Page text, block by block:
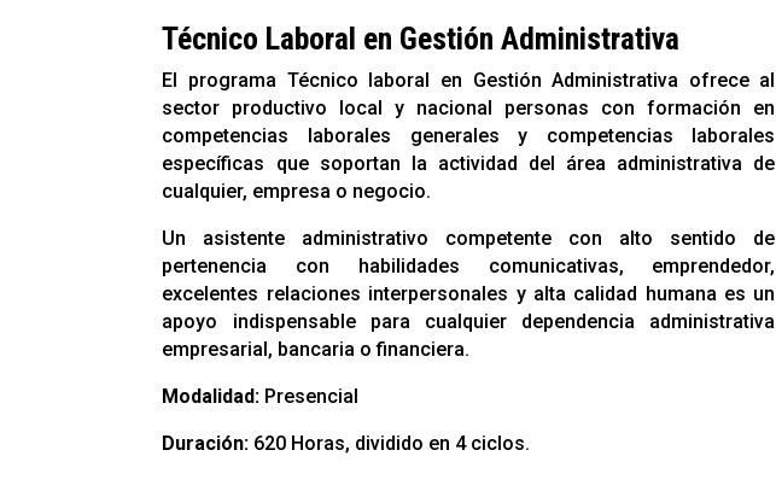
Técnico Laboral en Gestión Administrativa
El programa Técnico laboral en Gestión Administrativa ofrece al
sector productivo local y nacional personas con formación en
competencias laborales generales y competencias laborales
específicas que soportan la actividad del área administrativa de
cualquier, empresa o negocio.
Un asistente administrativo competente con alto sentido de
pertenencia con habilidades comunicativas, emprendedor,
excelentes relaciones interpersonales y alta calidad humana es un
apoyo indispensable para cualquier dependencia administrativa
empresarial, bancaria o financiera.
Modalidad: Presencial
Duración: 620 Horas, dividido en 4 ciclos.